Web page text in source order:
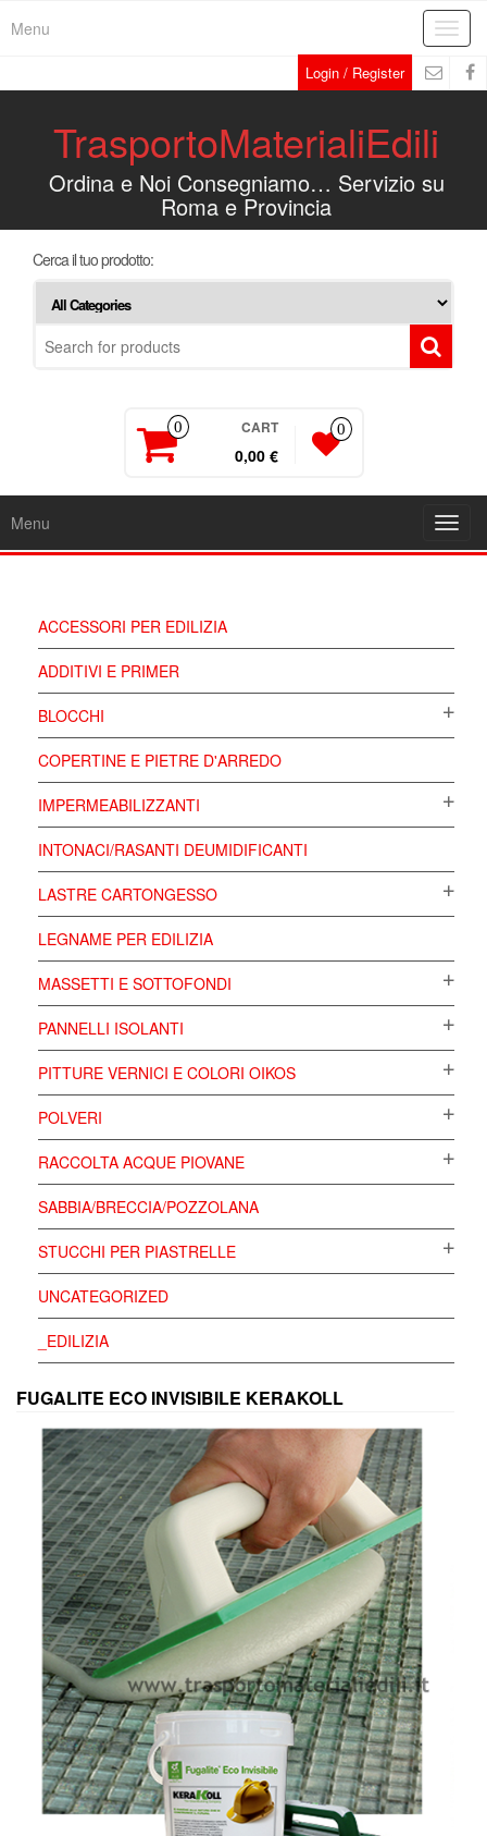
Menu
Login / Register
TrasportoMaterialiEdili
Ordina e Noi Consegniamo… Servizio su
Roma e Provincia
Cerca il tuo prodotto:
0 CART
0,00 €
0
Menu
ACCESSORI PER EDILIZIA
ADDITIVI E PRIMER
BLOCCHI
COPERTINE E PIETRE D'ARREDO
IMPERMEABILIZZANTI
INTONACI/RASANTI DEUMIDIFICANTI
LASTRE CARTONGESSO
LEGNAME PER EDILIZIA
MASSETTI E SOTTOFONDI
PANNELLI ISOLANTI
PITTURE VERNICI E COLORI OIKOS
POLVERI
RACCOLTA ACQUE PIOVANE
SABBIA/BRECCIA/POZZOLANA
STUCCHI PER PIASTRELLE
UNCATEGORIZED
_EDILIZIA
FUGALITE ECO INVISIBILE KERAKOLL